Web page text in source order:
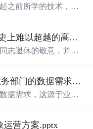
之前所学的技术，包
放假感怀! (大付同志，18中史上难以超越的高度!)
志退休的敬意，并期
数据人PK也无人，为什么业务部门的数据需求都是急活？
据需求，这源于业务
问题。麦聪DaaS平台
运营方案.pptx